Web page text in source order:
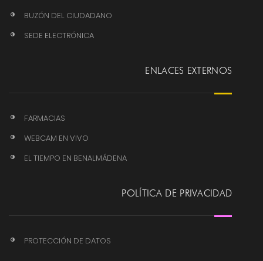
BUZÓN DEL CIUDADANO
SEDE ELECTRÓNICA
ENLACES EXTERNOS
FARMACIAS
WEBCAM EN VIVO
EL TIEMPO EN BENALMÁDENA
POLÍTICA DE PRIVACIDAD
PROTECCIÓN DE DATOS